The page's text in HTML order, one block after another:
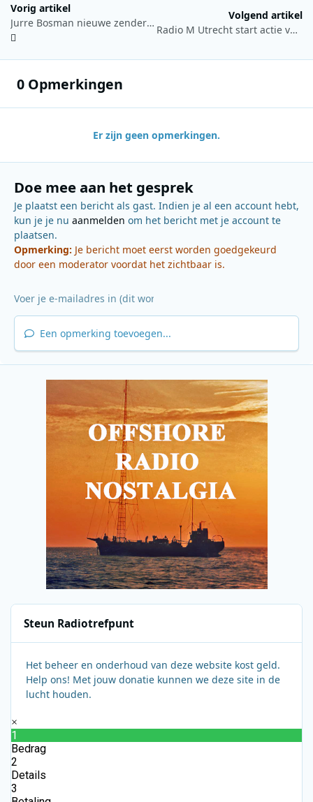
Vorig artikel
Jurre Bosman nieuwe zendermanager NPO Radio 2 en NPO Radio 5 Nostalgia
Volgend artikel
Radio M Utrecht start actie voor Stichting Jarige Job
0 Opmerkingen
Er zijn geen opmerkingen.
Doe mee aan het gesprek
Je plaatst een bericht als gast. Indien je al een account hebt,
kun je je nu aanmelden om het bericht met je account te
plaatsen.
Opmerking: Je bericht moet eerst worden goedgekeurd
door een moderator voordat het zichtbaar is.
Een opmerking toevoegen...
Steun Radiotrefpunt
Het beheer en onderhoud van deze website kost geld.
Help ons! Met jouw donatie kunnen we deze site in de
lucht houden.